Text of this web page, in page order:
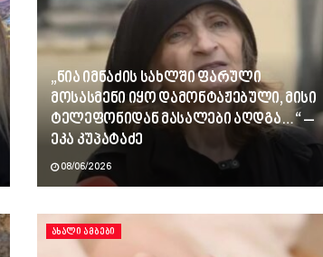
„ნია იმნაძის სახლში ფარული
მოსასმენი იყო დამონტაჟებული, მისი
ტელეფონიდან მასალები აღდგა…“ –
ეკა კუპატაძე
08/06/2026
ᲐᲮᲐᲚᲘ ᲐᲛᲑᲔᲑᲘ